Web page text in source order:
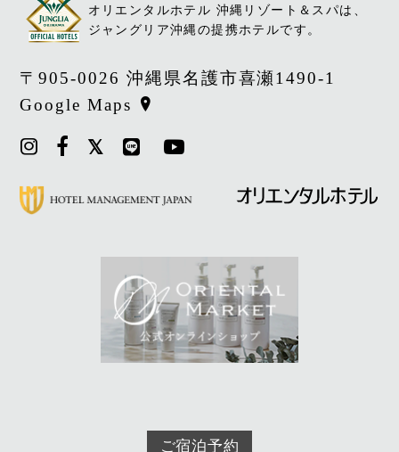
オリエンタルホテル 沖縄リゾート＆スパは、
ジャングリア沖縄の提携ホテルです。
〒905-0026 沖縄県名護市喜瀬1490-1
Google Maps
ご宿泊予約